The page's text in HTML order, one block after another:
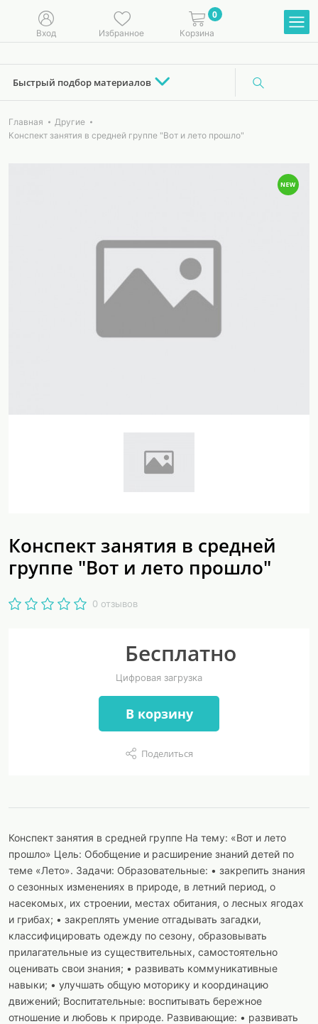
Вход Избранное
0
Корзина
Быстрый подбор материалов
Главная
Другие
Конспект занятия в средней группе "Вот и лето прошло"
Конспект занятия в средней
группе "Вот и лето прошло"
0 отзывов
Бесплатно
Цифровая загрузка
В корзину
Поделиться
Конспект занятия в средней группе На тему: «Вот и лето
прошло» Цель: Обобщение и расширение знаний детей по
теме «Лето». Задачи: Образовательные: • закрепить знания
о сезонных изменениях в природе, в летний период, о
насекомых, их строении, местах обитания, о лесных ягодах
и грибах; • закреплять умение отгадывать загадки,
классифицировать одежду по сезону, образовывать
прилагательные из существительных, самостоятельно
оценивать свои знания; • развивать коммуникативные
навыки; • улучшать общую моторику и координацию
движений; Воспитательные: воспитывать бережное
отношение и любовь к природе. Развивающие: • развивать